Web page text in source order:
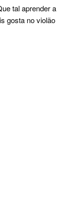
tal aprender a
gosta no violão